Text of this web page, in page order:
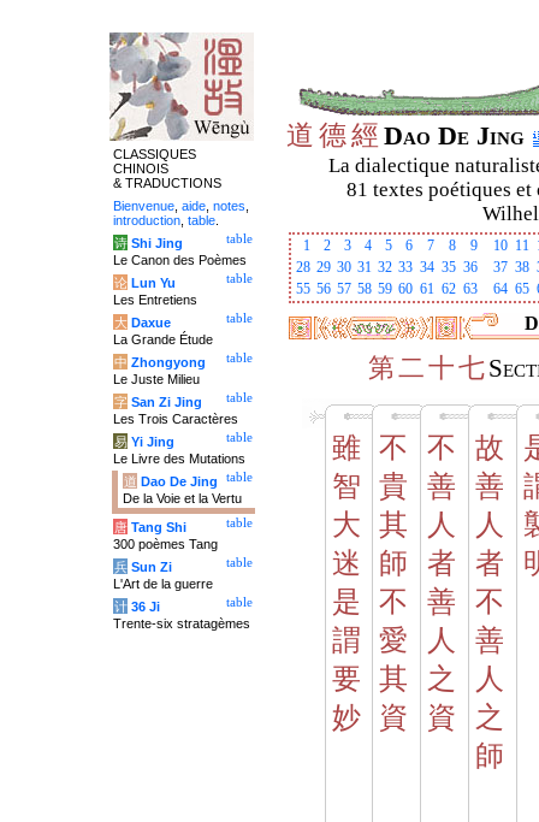
道 德經 Dao De Jing
La dialectique
81 textes poétiques
1 2 3 4 5 6 7 8 9 10 11
28 29 30 31 32 33 34 35 36 37 38
55 56 57 58 59 60 61 62 63 64 65
第二十七
雖
智
大
迷
是
謂
要
妙
不
貴
其
師
不
愛
其
資
不
善
人
者
善
人
之
資
故
善
人
者
不
善
人
之
師
CLASSIQUES
CHINOIS
& TRADUCTIONS
Bienvenue aide notes
introduction table
table
诗 Shi Jing
Le Canon des Poèmes
table
论 Lun Yu
Les Entretiens
table
大 Daxue
La Grande Étude
table
中 Zhongyong
Le Juste Milieu
table
字 San Zi Jing
Les Trois Caractères
table
易 Yi Jing
Le Livre des Mutations
table
道 Dao De Jing
De la Voie et la Vertu
table
唐 Tang Shi
300 poèmes Tang
table
兵 Sun Zi
L'Art de la guerre
table
计 36 Ji
Trente-six stratagèmes